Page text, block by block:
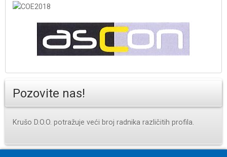
Pozovite nas!
Krušo D.O.O. potražuje veći broj radnika različitih profila.